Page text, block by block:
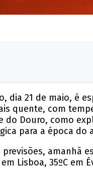
dia 21 de maio, é
quente, com
do Douro, como
para a época do
previsões, amanhã
Lisboa, 35ºC em